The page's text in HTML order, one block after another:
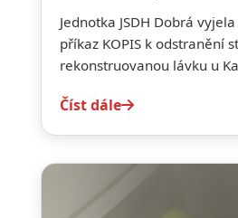
Jednotka JSDH Dobrá
příkaz KOPIS k odstranění
rekonstruovanou lávku u
Číst dále